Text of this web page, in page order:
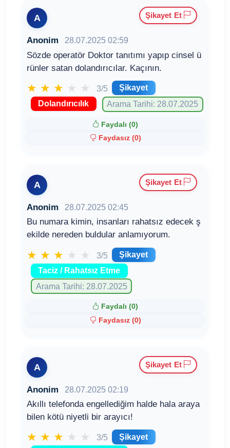
A
Anonim 28.07.2025 02:59
Sözde operatör Doktor tanıtımı yapıp cinsel ü
rünler satan dolandırıcılar. Kaçının.
★ ★ ★ ★ ★ 3/5
Şikayet
Dolandırıcılık
Arama Tarihi: 28.07.2025
Faydalı (0)
Faydasız (0)
Şikayet Et
A
Anonim 28.07.2025 02:45
Bu numara kimin, insanları rahatsız edecek ş
ekilde nereden buldular anlamıyorum.
★ ★ ★ ★ ★ 3/5
Şikayet
Taciz / Rahatsız Etme
Arama Tarihi: 28.07.2025
Faydalı (0)
Faydasız (0)
Şikayet Et
A
Anonim 28.07.2025 02:19
Akıllı telefonda engellediğim halde hala araya
bilen kötü niyetli bir arayıcı!
★ ★ ★ ★ ★ 3/5
Şikayet
Şikayet Et